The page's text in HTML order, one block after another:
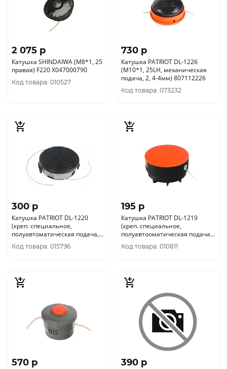
2 075 p
Катушка SHINDAIWA (М8*1, 25
правая) F220 X047000790
Код товара: 010527
730 p
Катушка PATRIOT DL-1226
(М10*1, 25LH, механическая
подача, 2, 4-4мм) 807112226
Код товара: 073232
300 p
Катушка PATRIOT DL-1220
(креп. специальное,
полуавтоматическая подача,
2мм) 807112220
Код товара: 015796
195 p
Катушка PATRIOT DL-1219
(креп. специальное,
полуавтооматическая подача,
1, 6мм) 807112219
Код товара: 010811
570 p 390 p